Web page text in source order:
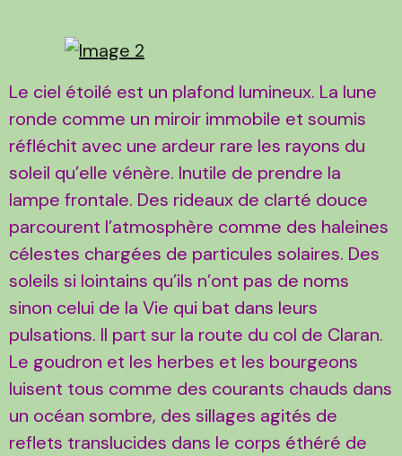
Le ciel étoilé est un plafond lumineux. La lune
ronde comme un miroir immobile et soumis
réfléchit avec une ardeur rare les rayons du
soleil qu’elle vénère. Inutile de prendre la
lampe frontale. Des rideaux de clarté douce
parcourent l’atmosphère comme des haleines
célestes chargées de particules solaires. Des
soleils si lointains qu’ils n’ont pas de noms
sinon celui de la Vie qui bat dans leurs
pulsations. Il part sur la route du col de Claran.
Le goudron et les herbes et les bourgeons
luisent tous comme des courants chauds dans
un océan sombre, des sillages agités de
reflets translucides dans le corps éthéré de